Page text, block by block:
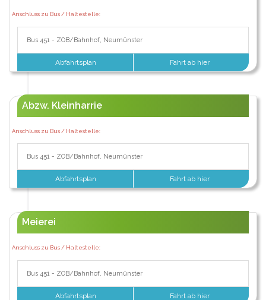
Anschluss zu Bus / Haltestelle:
Bus 451 - ZOB/Bahnhof, Neumünster
Abfahrtsplan Fahrt ab hier
Abzw. Kleinharrie
Anschluss zu Bus / Haltestelle:
Bus 451 - ZOB/Bahnhof, Neumünster
Abfahrtsplan Fahrt ab hier
Meierei
Anschluss zu Bus / Haltestelle:
Bus 451 - ZOB/Bahnhof, Neumünster
Abfahrtsplan Fahrt ab hier